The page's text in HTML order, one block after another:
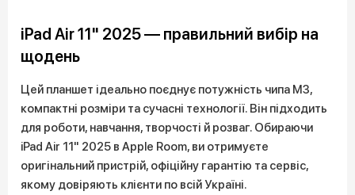
iPad Air 11" 2025 — правильний вибір на
щодень
Цей планшет ідеально поєднує потужність чипа M3,
компактні розміри та сучасні технології. Він підходить
для роботи, навчання, творчості й розваг. Обираючи
iPad Air 11" 2025 в Apple Room, ви отримуєте
оригінальний пристрій, офіційну гарантію та сервіс,
якому довіряють клієнти по всій Україні.